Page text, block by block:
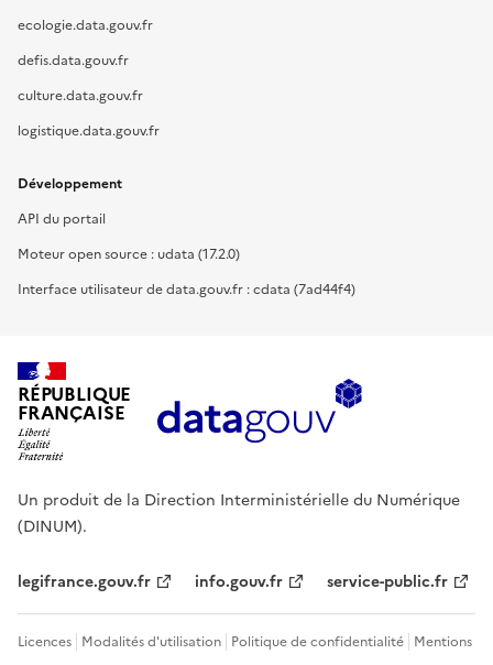
ecologie.data.gouv.fr
defis.data.gouv.fr
culture.data.gouv.fr
logistique.data.gouv.fr
Développement
API du portail
Moteur open source : udata (17.2.0)
Interface utilisateur de data.gouv.fr : cdata (7ad44f4)
RÉPUBLIQUE
FRANÇAISE
Un produit de la Direction Interministérielle du Numérique
(DINUM).
legifrance.gouv.fr info.gouv.fr service-public.fr
Licences Modalités d'utilisation Politique de confidentialité Mentions